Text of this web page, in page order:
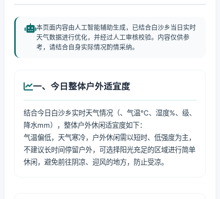
本页面内容由人工智能辅助生成，已结合白沙乡当日实时
天气数据进行优化，并经过人工审核校验。内容仅供参
考，请结合自身实际情况酌情采纳。
一、今日整体户外适宜度
结合今日白沙乡实时天气情况（、气温℃、湿度%、级、
降水mm），整体户外休闲适宜度如下：
气温偏低，天气寒冷，户外休闲需以短时、低强度为主，
不建议长时间停留户外，可选择阳光充足的区域进行简单
休闲，避免前往阴凉、迎风的地方，防止受凉。